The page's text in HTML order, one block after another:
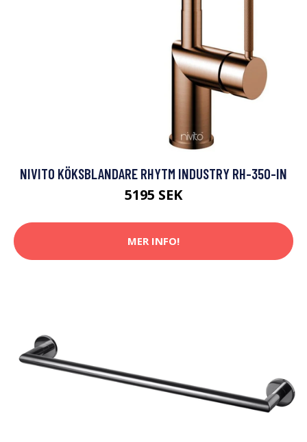
NIVITO KÖKSBLANDARE RHYTM INDUSTRY RH-350-IN
5195 SEK
MER INFO!